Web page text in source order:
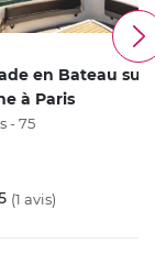
en Bateau sur
à Paris
- 75